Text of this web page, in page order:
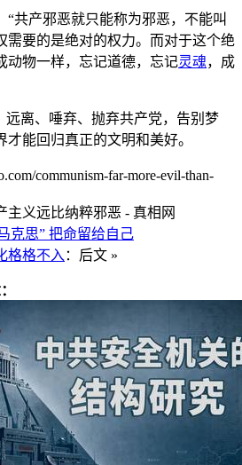
“共产邪恶就只能称为邪恶，不能叫
要的是绝对的权力。而对于这个绝
动物一样，忘记道德，忘记灵魂，成
远离、唾弃、抛弃共产党，告别梦
能回归真正的文明和美好。
communism-far-more-evil-than-
主义远比纳粹邪恶 - 真相网
克思” 把命留给自己
格格不入 ：后文 »